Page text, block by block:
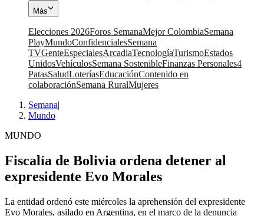
Más
Elecciones 2026Foros SemanaMejor ColombiaSemana
PlayMundoConfidencialesSemana
TVGenteEspecialesArcadiaTecnologíaTurismoEstados
UnidosVehículosSemana SostenibleFinanzas Personales4
PatasSaludLoteríasEducaciónContenido en
colaboraciónSemana RuralMujeres
Semana|
Mundo
MUNDO
Fiscalía de Bolivia ordena detener al
expresidente Evo Morales
La entidad ordenó este miércoles la aprehensión del expresidente
Evo Morales, asilado en Argentina, en el marco de la denuncia